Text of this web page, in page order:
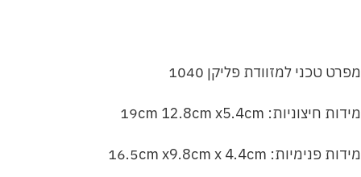
מפרט טכני למזוודת פליקן 1040
מידות חיצוניות: 19cm 12.8cm x5.4cm
מידות פנימיות: 16.5cm x9.8cm x 4.4cm